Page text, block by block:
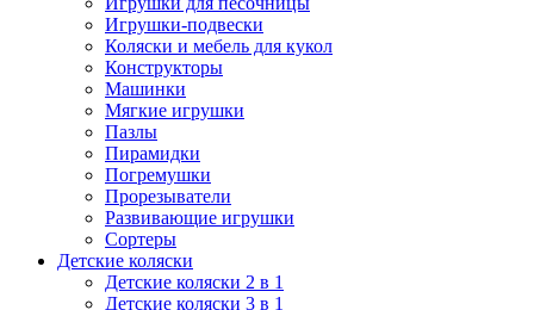
Игрушки-подвески
Коляски и мебель для кукол
Конструкторы
Машинки
Мягкие игрушки
Пазлы
Пирамидки
Погремушки
Прорезыватели
Развивающие игрушки
Сортеры
Детские коляски
Детские коляски 2 в 1
Детские коляски 3 в 1